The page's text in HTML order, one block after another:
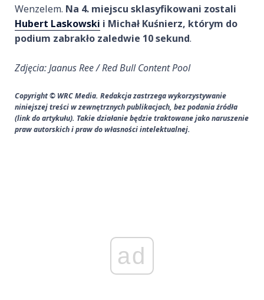
Wenzelem. Na 4. miejscu sklasyfikowani zostali
Hubert Laskowski i Michał Kuśnierz, którym do
podium zabrakło zaledwie 10 sekund.
Zdjęcia: Jaanus Ree / Red Bull Content Pool
Copyright © WRC Media. Redakcja zastrzega wykorzystywanie
niniejszej treści w zewnętrznych publikacjach, bez podania źródła
(link do artykułu). Takie działanie będzie traktowane jako naruszenie
praw autorskich i praw do własności intelektualnej.
ad